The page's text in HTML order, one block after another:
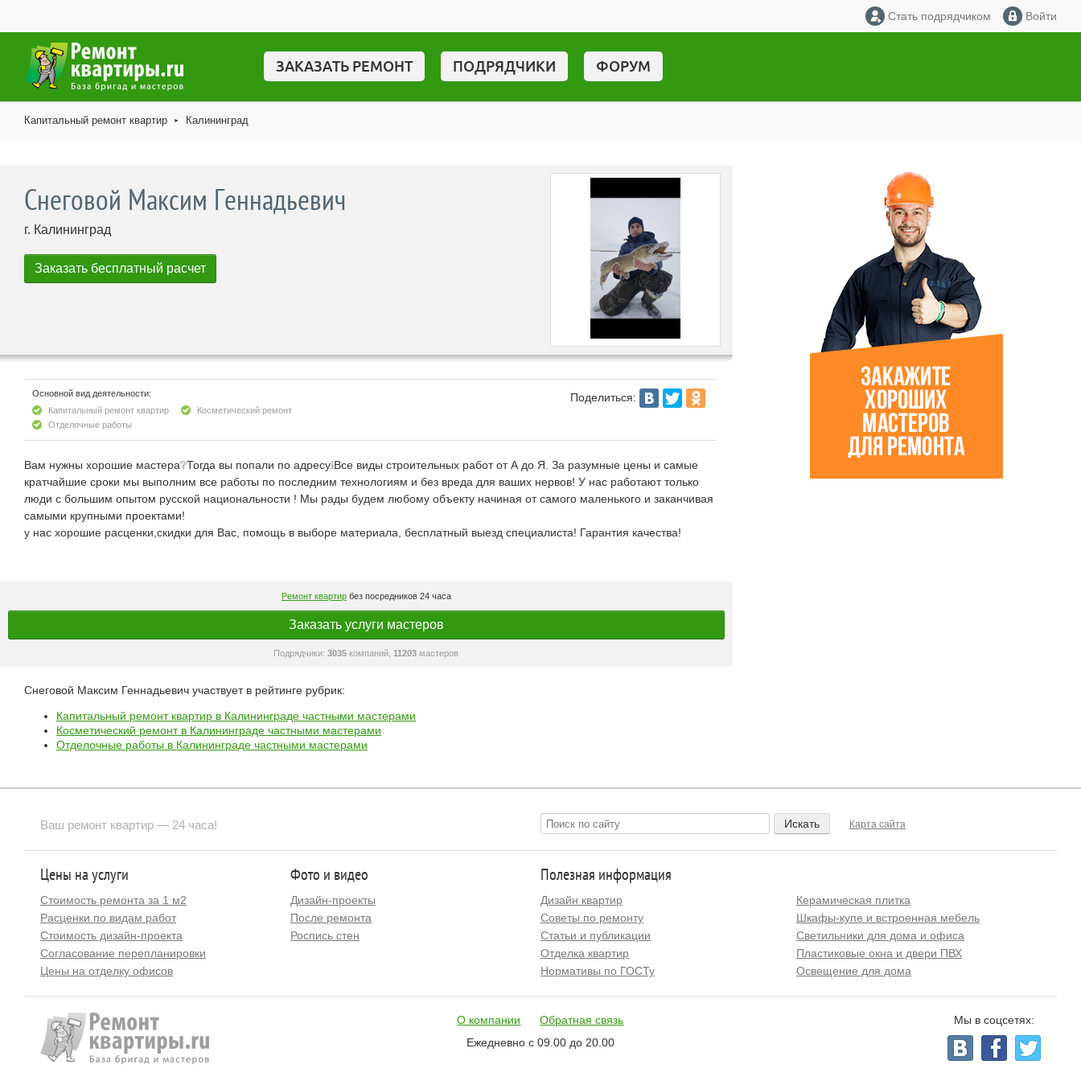
Стать подрядчиком Войти
ЗАКАЗАТЬ РЕМОНТ ПОДРЯДЧИКИ ФОРУМ
Капитальный ремонт квартир ► Калининград
Снеговой Максим Геннадьевич
г. Калининград
Основной вид деятельности:
Капитальный ремонт квартир
Косметический ремонт
Отделочные работы
Поделиться:
Вам нужны хорошие мастера❔Тогда вы попали по адресу❕Все виды строительных работ от А до Я. За разумные цены и самые
кратчайшие сроки мы выполним все работы по последним технологиям и без вреда для ваших нервов! У нас работают только
люди с большим опытом русской национальности ! Мы рады будем любому объекту начиная от самого маленького и заканчивая
самыми крупными проектами!
у нас хорошие расценки,скидки для Вас, помощь в выборе материала, бесплатный выезд специалиста! Гарантия качества!
Ремонт квартирбез посредников 24 часа
Заказать услуги мастеров
Подрядчики:3035 компаний, 11203 мастеров
Снеговой Максим Геннадьевич участвует в рейтинге рубрик:
Капитальный ремонт квартир в Калининграде частными мастерами
Косметический ремонт в Калининграде частными мастерами
Отделочные работы в Калининграде частными мастерами
Ваш ремонт квартир — 24 часа! Карта сайта
Цены на услуги
Стоимость ремонта за 1 м2
Расценки по видам работ
Стоимость дизайн-проекта
Согласование перепланировки
Цены на отделку офисов
Фото и видео
Дизайн-проекты
После ремонта
Роспись стен
Полезная информация
Дизайн квартир
Советы по ремонту
Статьи и публикации
Отделка квартир
Нормативы по ГОСТу
Керамическая плитка
Шкафы-купе и встроенная мебель
Светильники для дома и офиса
Пластиковые окна и двери ПВХ
Освещение для дома
О компании
Обратная связь
Ежедневно с 09.00 до 20.00
Мы в соцсетях: